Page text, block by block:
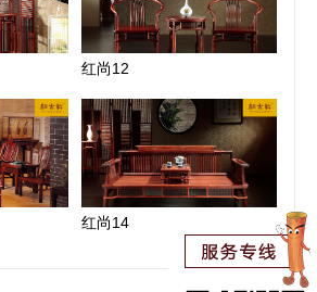
红尚12
红尚14